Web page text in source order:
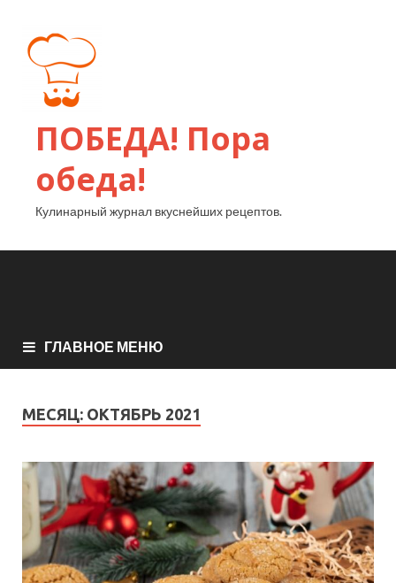
ПОБЕДА! Пора
обеда!
Кулинарный журнал вкуснейших рецептов.
ГЛАВНОЕ МЕНЮ
МЕСЯЦ: ОКТЯБРЬ 2021